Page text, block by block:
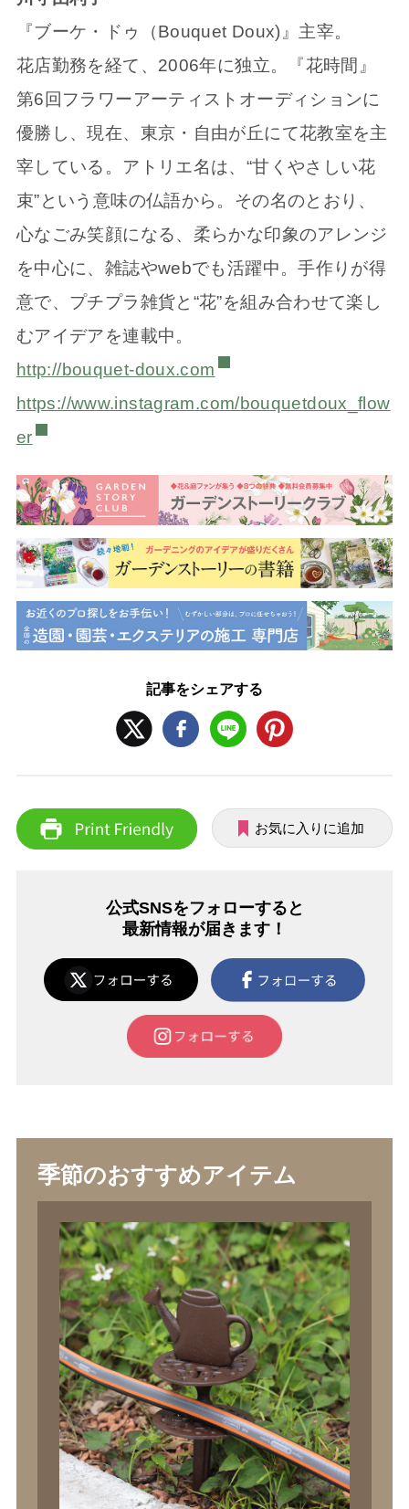
『ブーケ・ドゥ（Bouquet Doux)』主宰。
花店勤務を経て、2006年に独立。『花時間』
第6回フラワーアーティストオーディションに
優勝し、現在、東京・自由が丘にて花教室を主
宰している。アトリエ名は、“甘くやさしい花
束”という意味の仏語から。その名のとおり、
心なごみ笑顔になる、柔らかな印象のアレンジ
を中心に、雑誌やwebでも活躍中。手作りが得
意で、プチプラ雑貨と“花”を組み合わせて楽し
むアイデアを連載中。
http://bouquet-doux.com
https://www.instagram.com/bouquetdoux_flow
er
記事をシェアする
お気に入りに追加
公式SNSをフォローすると
最新情報が届きます！
季節のおすすめアイテム